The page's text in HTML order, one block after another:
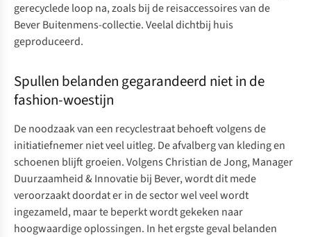
gerecyclede loop na, zoals bij de reisaccessoires van de
Bever Buitenmens-collectie. Veelal dichtbij huis
geproduceerd.
Spullen belanden gegarandeerd niet in de
fashion-woestijn
De noodzaak van een recyclestraat behoeft volgens de
initiatiefnemer niet veel uitleg. De afvalberg van kleding en
schoenen blijft groeien. Volgens Christian de Jong, Manager
Duurzaamheid & Innovatie bij Bever, wordt dit mede
veroorzaakt doordat er in de sector wel veel wordt
ingezameld, maar te beperkt wordt gekeken naar
hoogwaardige oplossingen. In het ergste geval belanden